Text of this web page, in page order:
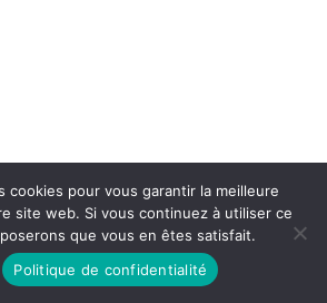
cookies pour vous garantir la meilleure
site web. Si vous continuez à utiliser ce
que vous en êtes satisfait.
Politique de confidentialité